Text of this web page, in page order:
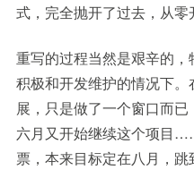
式，完全抛开了过去，从零
重写的过程当然是艰辛的
积极和开发维护的情况下
展，只是做了一个窗口而已
六月又开始继续这个项目
票，本来目标定在八月，